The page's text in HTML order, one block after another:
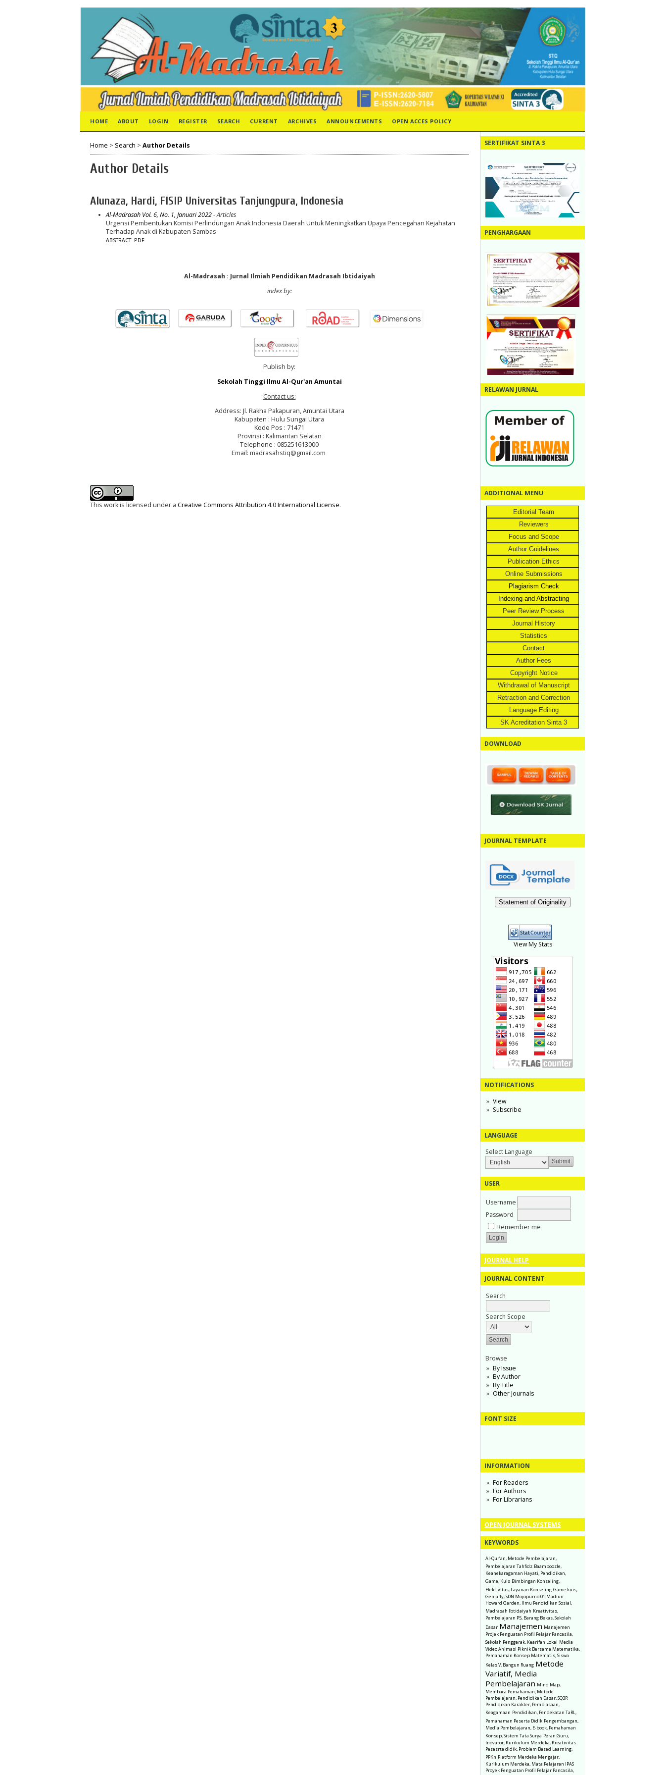
SERTIFIKAT SINTA 3
PENGHARGAAN
RELAWAN JURNAL
ADDITIONAL MENU
Editorial Team
Reviewers
Focus and Scope
Author Guidelines
Publication Ethics
Online Submissions
Plagiarism Check
Indexing and Abstracting
Peer Review Process
Journal History
Statistics
Contact
Author Fees
Copyright Notice
Withdrawal of Manuscript
Retraction and Correction
Language Editing
SK Acreditation Sinta 3
DOWNLOAD
JOURNAL TEMPLATE
Statement of Originality
View My Stats
NOTIFICATIONS
View
Subscribe
LANGUAGE
Select Language
USER
Username
Password
Remember me
JOURNAL HELP
JOURNAL CONTENT
Search
Search Scope
Browse
By Issue
By Author
By Title
Other Journals
FONT SIZE
INFORMATION
For Readers
For Authors
For Librarians
OPEN JOURNAL SYSTEMS
KEYWORDS
Al-Qur’an, Metode Pembelajaran,
Pembelajaran Tahfidz Baamboozle,
Keanekaragaman Hayati, Pendidikan,
Game, Kuis Bimbingan Konseling,
Efektivitas, Layanan Konseling Game kuis,
Genially, SDN Mojopurno 01 Madiun
Howard Garden, Ilmu Pendidikan Sosial,
Madrasah Ibtidaiyah Kreativitas,
Pembelajaran P5, Barang Bekas, Sekolah
Dasar Manajemen Manajemen
Projek Penguatan Profil Pelajar Pancasila,
Sekolah Penggerak, Kearifan Lokal Media
Video Animasi Piknik Bersama Matematika,
Pemahaman Konsep Matematis, Siswa
Kelas V, Bangun Ruang Metode
Variatif, Media
Pembelajaran Mind Map,
Membaca Pemahaman, Metode
Pembelajaran, Pendidikan Dasar, SQ3R
Pendidikan Karakter, Pembiasaan,
Keagamaan Pendidikan, Pendekatan TaRL,
Pemahaman Peserta Didik Pengembangan,
Media Pembelajaran, E-book, Pemahaman
Konsep, Sistem Tata Surya Peran Guru,
Inovator, Kurikulum Merdeka, Kreativitas
Pesesrta didik, Problem Based Learning,
PPKn Platform Merdeka Mengajar,
Kurikulum Merdeka, Mata Pelajaran IPAS
Proyek Penguatan Profil Pelajar Pancasila,
HOME ABOUT LOGIN REGISTER SEARCH CURRENT ARCHIVES ANNOUNCEMENTS OPEN ACCES POLICY
Home > Search > Author Details
Author Details
Alunaza, Hardi, FISIP Universitas Tanjungpura, Indonesia
Al-Madrasah Vol. 6, No. 1, Januari 2022- Articles
Urgensi Pembentukan Komisi Perlindungan Anak Indonesia Daerah Untuk Meningkatkan Upaya Pencegahan Kejahatan
Terhadap Anak di Kabupaten Sambas
ABSTRACT PDF
Al-Madrasah : Jurnal Ilmiah Pendidikan Madrasah Ibtidaiyah
index by:
Publish by:
Sekolah Tinggi Ilmu Al-Qur'an Amuntai
Contact us:
Address: Jl. Rakha Pakapuran, Amuntai Utara
Kabupaten : Hulu Sungai Utara
Kode Pos : 71471
Provinsi : Kalimantan Selatan
Telephone : 085251613000
Email: madrasahstiq@gmail.com
This work is licensed under a Creative Commons Attribution 4.0 International License.